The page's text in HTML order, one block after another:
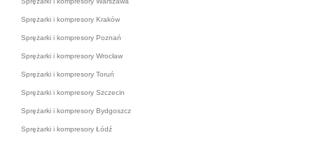
Sprężarki i kompresory Kraków
Sprężarki i kompresory Poznań
Sprężarki i kompresory Wrocław
Sprężarki i kompresory Toruń
Sprężarki i kompresory Szczecin
Sprężarki i kompresory Bydgoszcz
Sprężarki i kompresory Łódź